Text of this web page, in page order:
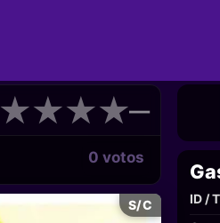
★
★★
★★
★★
★—
0 votos
S/C
ID /